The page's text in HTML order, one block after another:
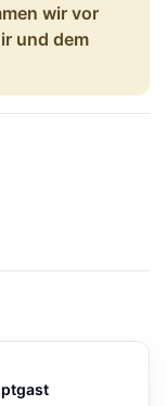
wir vor
und dem